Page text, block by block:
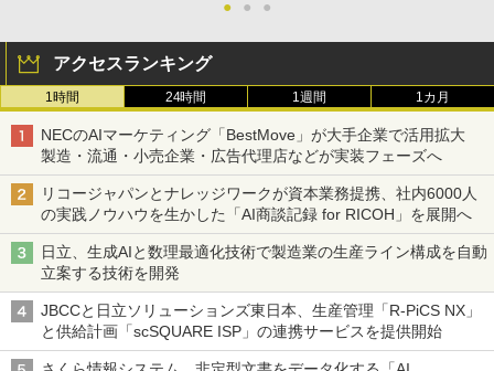
●
● ●
アクセスランキング
1時間 24時間 1週間 1カ月
NECのAIマーケティング「BestMove」が大手企業で活用拡大
製造・流通・小売企業・広告代理店などが実装フェーズへ
リコージャパンとナレッジワークが資本業務提携、社内6000人
の実践ノウハウを生かした「AI商談記録 for RICOH」を展開へ
日立、生成AIと数理最適化技術で製造業の生産ライン構成を自動
立案する技術を開発
JBCCと日立ソリューションズ東日本、生産管理「R-PiCS NX」
と供給計画「scSQUARE ISP」の連携サービスを提供開始